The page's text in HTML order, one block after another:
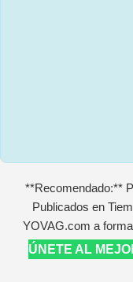
**Recomendado:**
Publicados en
YOVAG.com a
ÚNETE AL